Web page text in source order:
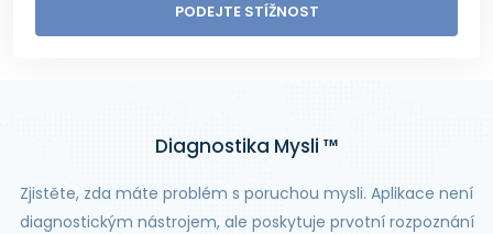
PODEJTE STÍŽNOST
Diagnostika Mysli ™
Zjistěte, zda máte problém s poruchou mysli. Aplikace není
diagnostickým nástrojem, ale poskytuje prvotní rozpoznání